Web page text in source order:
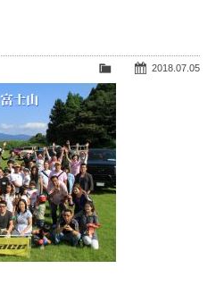
会社紹介
タッフ募集
2018.07.05